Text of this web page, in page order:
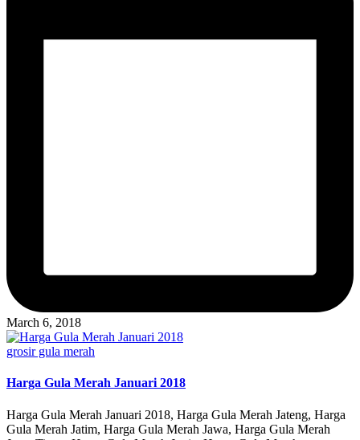
March 6, 2018
Posted
grosir gula merah
Harga Gula Merah Januari 2018
Harga Gula Merah Januari 2018, Harga Gula Merah Jateng, Harga
Gula Merah Jatim, Harga Gula Merah Jawa, Harga Gula Merah